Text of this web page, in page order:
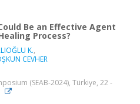
Be an Effective Agent
Process?
K.,
CEVHER
(SEAB-2024), Türkiye, 22 -